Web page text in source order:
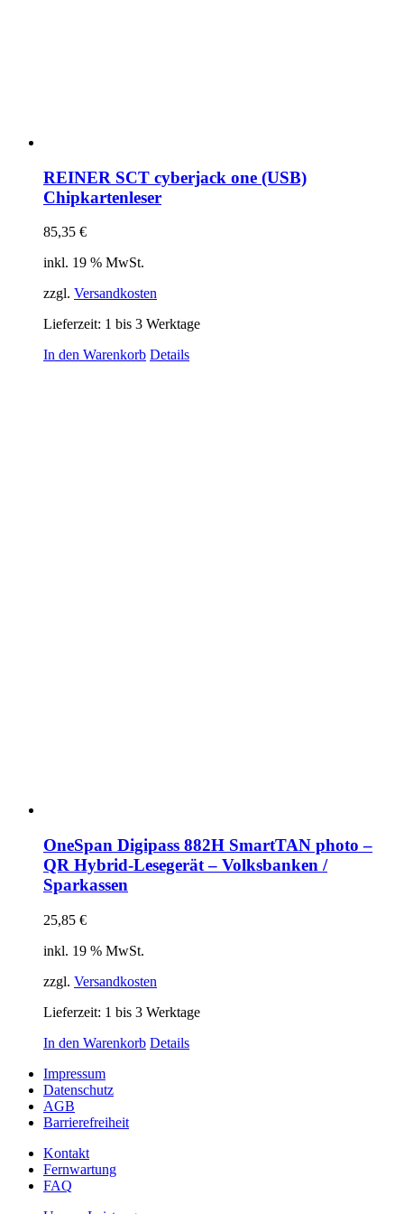
REINER SCT cyberjack one (USB)
Chipkartenleser
85,35 €
inkl. 19 % MwSt.
zzgl. Versandkosten
Lieferzeit: 1 bis 3 Werktage
In den Warenkorb Details
OneSpan Digipass 882H SmartTAN photo –
QR Hybrid-Lesegerät – Volksbanken /
Sparkassen
25,85 €
inkl. 19 % MwSt.
zzgl. Versandkosten
Lieferzeit: 1 bis 3 Werktage
In den Warenkorb Details
Impressum
Datenschutz
AGB
Barrierefreiheit
Kontakt
Fernwartung
FAQ